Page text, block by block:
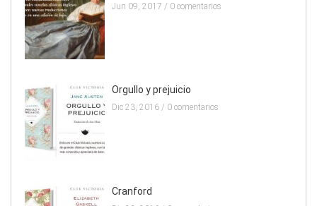
Jun 09, 2017 / 0 comentarios
Orgullo y prejuicio
Dic 23, 2016 / 0 comentarios
Cranford